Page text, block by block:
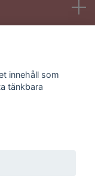
innehåll som
tänkbara